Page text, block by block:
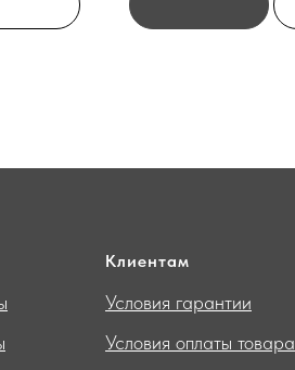
Клиентам
Условия гарантии
Условия оплаты товара